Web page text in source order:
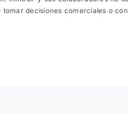
decisiones comerciales o